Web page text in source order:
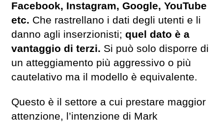
Facebook, Instagram, Google, YouTube
etc. Che rastrellano i dati degli utenti e li
danno agli inserzionisti; quel dato è a
vantaggio di terzi. Si può solo disporre di
un atteggiamento più aggressivo o più
cautelativo ma il modello è equivalente.
Questo è il settore a cui prestare maggior
attenzione, l’intenzione di Mark